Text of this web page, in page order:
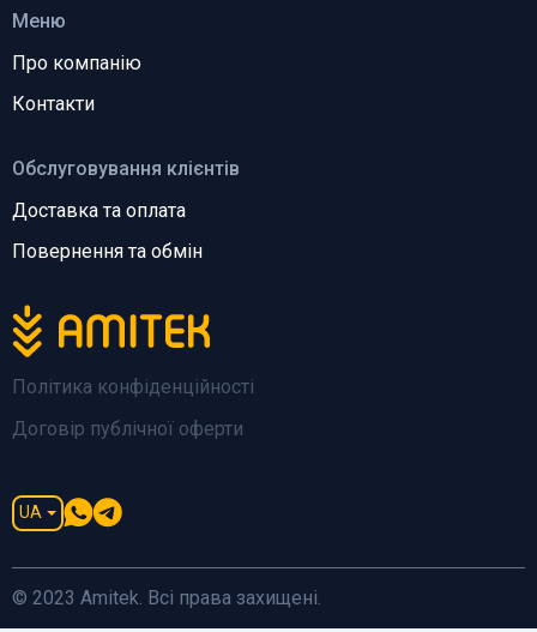
Політика конфіденційності
Договір публічної оферти
UA
Обслуговування клієнтів
Доставка та оплата
Повернення та обмін
Меню
Про компанію
Контакти
© 2023 Amitek. Всі права захищені.